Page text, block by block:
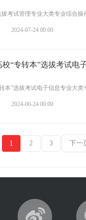
考试管理专业大类专业综合
2024-07-24 00:00
本”选拔考试电子信息专业大
2024-06-24 00:00
1 2 3 下一